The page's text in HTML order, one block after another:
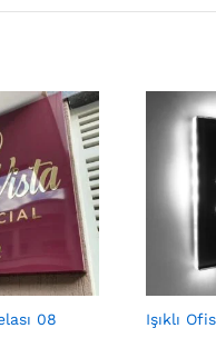
08 Işıklı